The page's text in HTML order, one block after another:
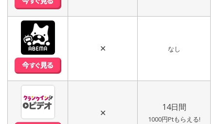
✕ なし
✕
14日間
1000円Ptもらえる!